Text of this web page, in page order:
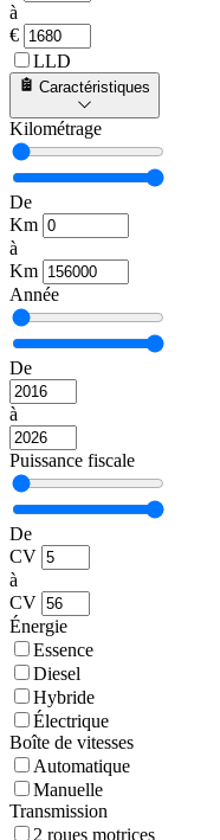
à
€
LLD
Caractéristiques
Kilométrage
De
Km
à
Km
Année
De
à
Puissance fiscale
De
CV
à
CV
Énergie
Essence
Diesel
Hybride
Électrique
Boîte de vitesses
Automatique
Manuelle
Transmission
2 roues motrices